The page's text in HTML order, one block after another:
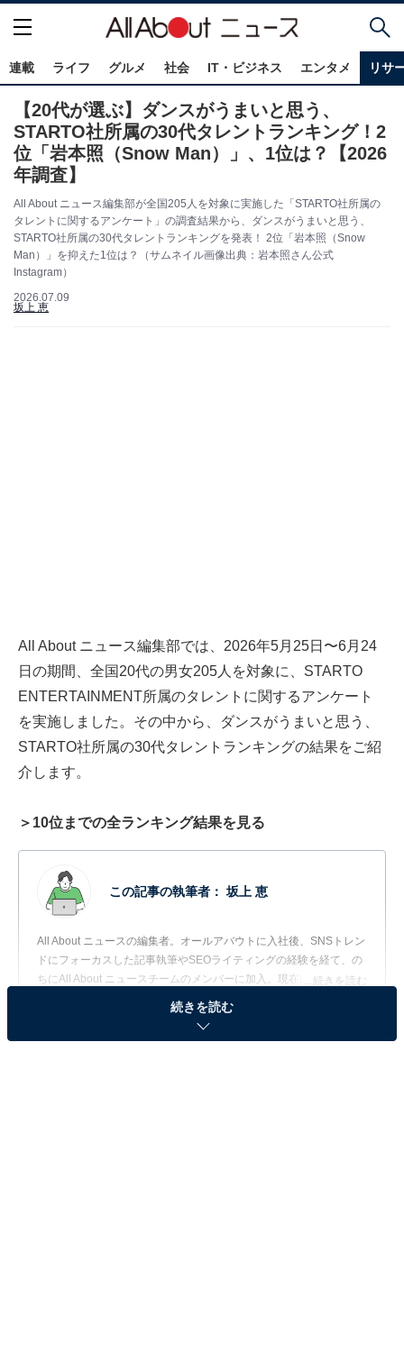
連載 ライフ グルメ 社会 IT・ビジネス エンタメ リサ
【20代が選ぶ】ダンスがうまいと思う、
STARTO社所属の30代タレントランキング！2
位「岩本照（Snow Man）」、1位は？【2026
年調査】
All About ニュース編集部が全国205人を対象に実施した「STARTO社所属の
タレントに関するアンケート」の調査結果から、ダンスがうまいと思う、
STARTO社所属の30代タレントランキングを発表！ 2位「岩本照（Snow
Man）」を抑えた1位は？（サムネイル画像出典：岩本照さん公式
Instagram）
2026.07.09
坂上 恵
All About ニュース編集部では、2026年5月25日〜6月24
日の期間、全国20代の男女205人を対象に、STARTO
ENTERTAINMENT所属のタレントに関するアンケート
を実施しました。その中から、ダンスがうまいと思う、
STARTO社所属の30代タレントランキングの結果をご紹
介します。
＞10位までの全ランキング結果を見る
この記事の執筆者： 坂上 恵
All About ニュースの編集者。オールアバウトに入社後、SNSトレン
ドにフォーカスした記事執筆やSEOライティングの経験を経て、の
ちにAll About ニュースチームのメンバーに加入。現在は旅行・カル
チャー・エンタメなどを中心に企画編集を担当。東京都出身。居酒
屋巡りとスポーツ観戦が生きがい。
...続きを読む
調査概要
続きを読む